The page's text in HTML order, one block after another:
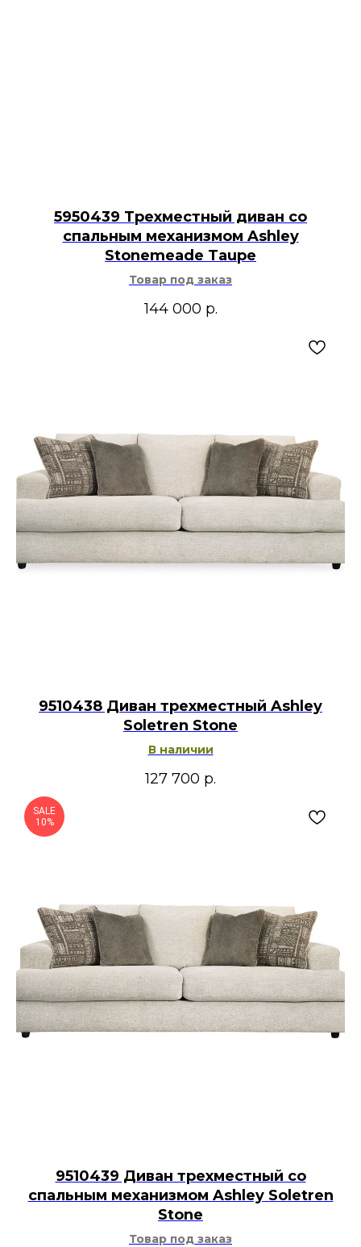
5950439 Трехместный диван со
спальным механизмом Ashley
Stonemeade Taupe
Товар под заказ
144 000 р.
9510438 Диван трехместный Ashley
Soletren Stone
В наличии
127 700 р.
SALE
10%
9510439 Диван трехместный со
спальным механизмом Ashley Soletren
Stone
Товар под заказ